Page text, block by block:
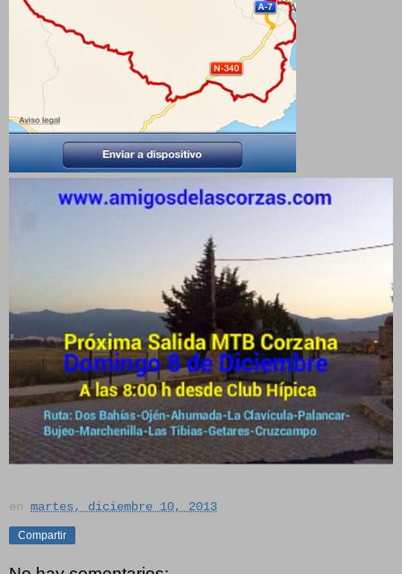
en martes, diciembre 10, 2013
Compartir